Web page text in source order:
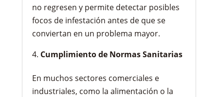
no regresen y permite detectar posibles
focos de infestación antes de que se
conviertan en un problema mayor.
Cumplimiento de Normas Sanitarias
En muchos sectores comerciales e
industriales, como la alimentación o la